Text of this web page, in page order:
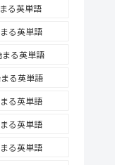
る英単語
る英単語
る英単語
る英単語
る英単語
る英単語
る英単語